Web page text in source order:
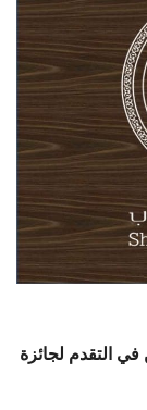
في التقدم لجائزة